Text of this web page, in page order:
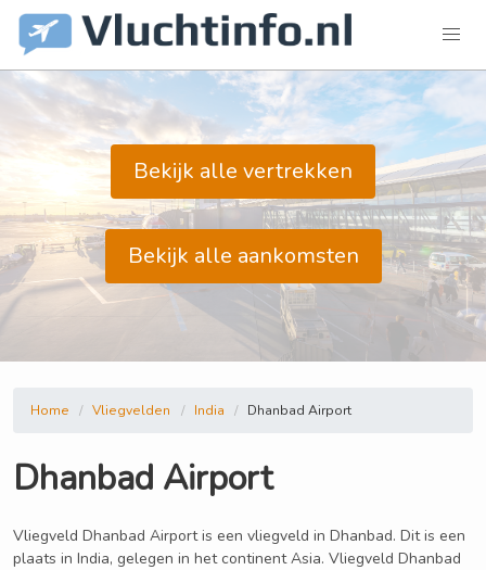
Bekijk alle vertrekken
Bekijk alle aankomsten
Home Vliegvelden India Dhanbad Airport
Dhanbad Airport
Vliegveld Dhanbad Airport is een vliegveld in Dhanbad. Dit is een
plaats in India, gelegen in het continent Asia. Vliegveld Dhanbad